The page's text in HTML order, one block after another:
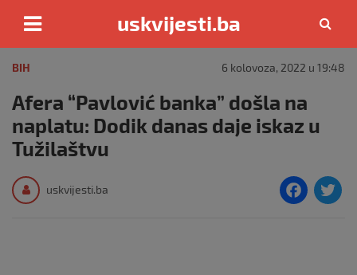
content
uskvijesti.ba
BIH 6 kolovoza, 2022 u 19:48
Afera “Pavlović banka” došla na
naplatu: Dodik danas daje iskaz u
Tužilaštvu
uskvijesti.ba
F